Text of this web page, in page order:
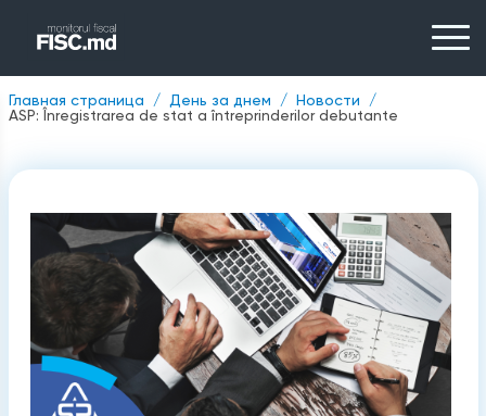
Главная страница День за днем
Новости
ASP: Înregistrarea de stat a întreprinderilor debutante